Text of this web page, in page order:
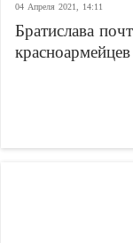
04 Апреля 2021, 14:11
Братислава
красноармейцев